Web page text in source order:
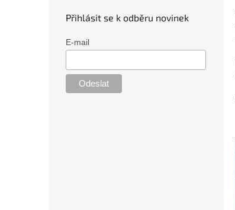
Přihlásit se k odběru novinek
E-mail